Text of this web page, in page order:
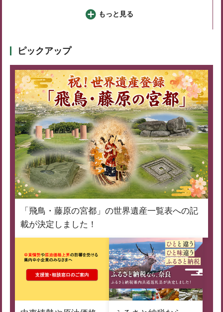
もっと見る
ピックアップ
「飛鳥・藤原の宮都」の世界遺産一覧表への記
載が決定しました！